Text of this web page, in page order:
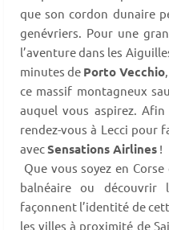
que son cordon dunaire
genévriers. Pour une
l’aventure dans les
minutes de Porto Vecchio
ce massif montagneux
auquel vous aspirez.
rendez-vous à Lecci pour
avecSensations Airlines !
Que vous soyez en
balnéaire ou
façonnent l’identité de
les villes à proximité de